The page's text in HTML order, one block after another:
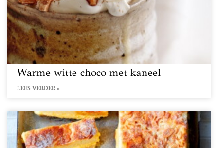
Warme witte choco met kaneel
LEES VERDER »